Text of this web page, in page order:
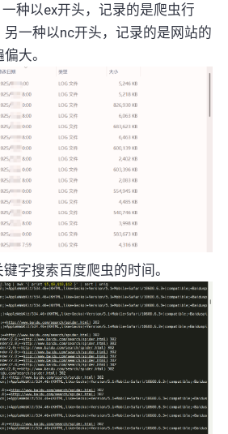
种以ex开头，记录的是爬虫行
一种以nc开头，记录的是网站的
大。
字搜索百度爬虫的时间。